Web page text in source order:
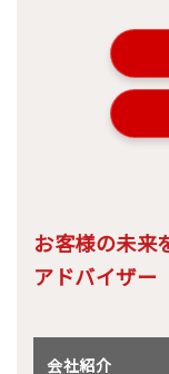
お客様の未来
アドバイザー
会社紹介